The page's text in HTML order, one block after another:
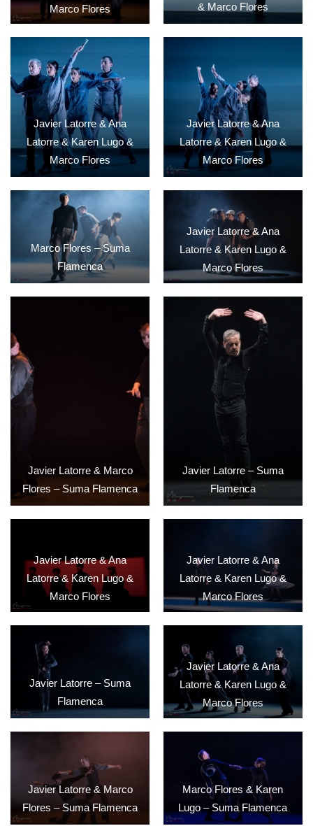
Marco Flores
& Marco Flores
Javier Latorre & Ana
Latorre & Karen Lugo &
Marco Flores
Javier Latorre & Ana
Latorre & Karen Lugo &
Marco Flores
Marco Flores – Suma
Flamenca
Javier Latorre & Ana
Latorre & Karen Lugo &
Marco Flores
Javier Latorre & Marco
Flores – Suma Flamenca
Javier Latorre – Suma
Flamenca
Javier Latorre & Ana
Latorre & Karen Lugo &
Marco Flores
Javier Latorre & Ana
Latorre & Karen Lugo &
Marco Flores
Javier Latorre – Suma
Flamenca
Javier Latorre & Ana
Latorre & Karen Lugo &
Marco Flores
Javier Latorre & Marco
Flores – Suma Flamenca
Marco Flores & Karen
Lugo – Suma Flamenca